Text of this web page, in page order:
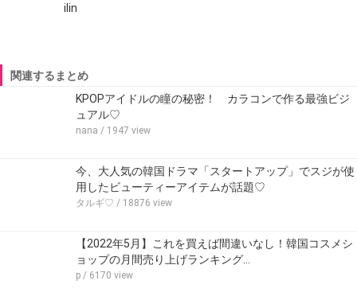
ilin
関連するまとめ
KPOPアイドルの瞳の秘密！ カラコンで作る最強ビジ
ュアル♡
nana / 1947 view
今、大人気の韓国ドラマ「スタートアップ」でスジが使
用したビューティーアイテムが話題♡
タルギ♡ / 18876 view
【2022年5月】これを買えば間違いなし！韓国コスメシ
ョップの月間売り上げランキング…
p / 6170 view